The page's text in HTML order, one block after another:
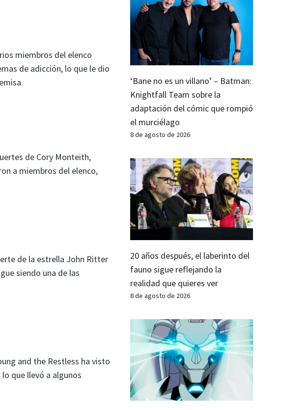
miembros del elenco
de adicción, lo que le dio
de Cory Monteith,
a miembros del elenco,
de la estrella John Ritter
siendo una de las
and the Restless ha visto
que llevó a algunos
‘Bane no es un villano’ – Batman:
Knightfall Team sobre la
adaptación del cómic que rompió
el murciélago
8 de agosto de 2026
20 años después, el laberinto del
fauno sigue reflejando la
realidad que quieres ver
8 de agosto de 2026